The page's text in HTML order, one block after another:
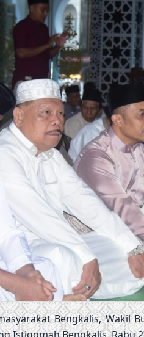
Bengkalis, Wakil